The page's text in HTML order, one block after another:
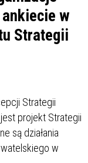
w
Strategii
Strategii
projekt Strategii
są działania
w